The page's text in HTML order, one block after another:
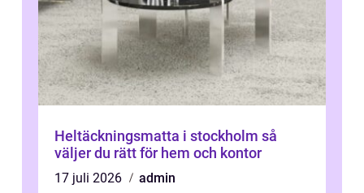
Heltäckningsmatta i stockholm så
väljer du rätt för hem och kontor
17 juli 2026
admin